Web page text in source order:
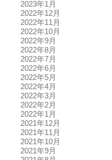
2023年1月
2022年12月
2022年11月
2022年10月
2022年9月
2022年8月
2022年7月
2022年6月
2022年5月
2022年4月
2022年3月
2022年2月
2022年1月
2021年12月
2021年11月
2021年10月
2021年9月